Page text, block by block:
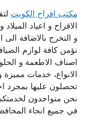
مكتب افراح الكويت
الافراح و اعياد
و التخرج بالاضافة الى
نؤمن كافة لوازم
اصناف الاطعمة و
الانواع، خدمات
تحصلون عليها بمجرد
نحن متواجدون
في جميع انحاء